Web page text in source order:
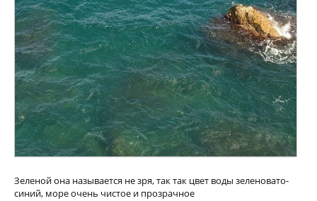
Зеленой она называется не зря, так так цвет воды зеленовато-
синий, море очень чистое и прозрачное